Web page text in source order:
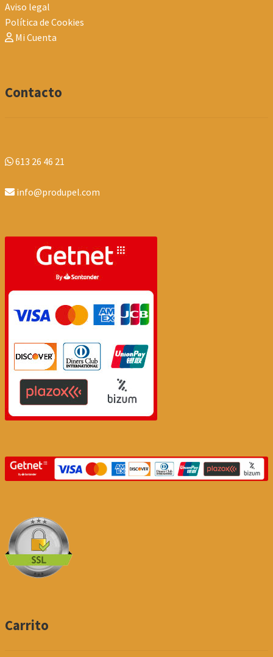
Aviso legal
Política de Cookies
Mi Cuenta
Contacto
613 26 46 21
info@produpel.com
Carrito